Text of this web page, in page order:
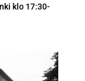
klo 17:30-